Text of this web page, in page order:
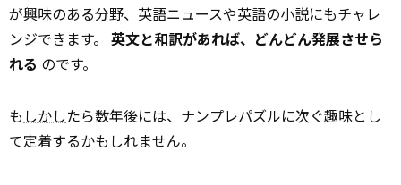
が興味のある分野、英語ニュースや英語の小説にもチャレ
ンジできます。 英文と和訳があれば、どんどん発展させら
れる のです。
も しかしたら数年後には、ナンプレパズルに次ぐ趣味とし
て定着するかもしれません。